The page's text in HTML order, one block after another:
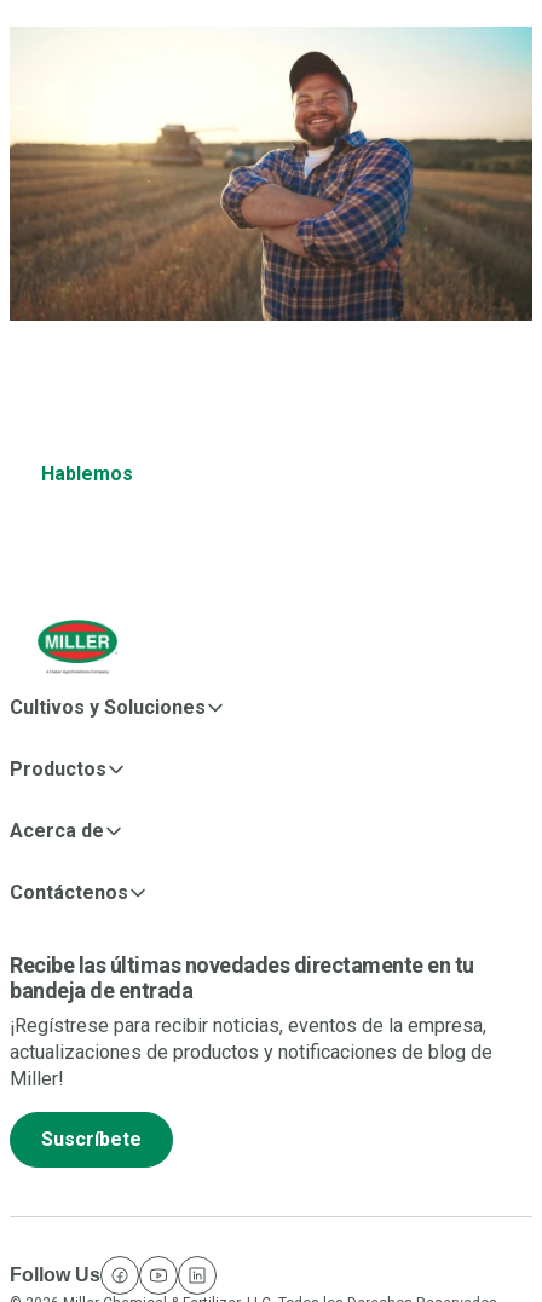
Hablemos
Cultivos y Soluciones
Productos
Acerca de
Contáctenos
Recibe las últimas novedades directamente en tu
bandeja de entrada
¡Regístrese para recibir noticias, eventos de la empresa,
actualizaciones de productos y notificaciones de blog de
Miller!
Suscríbete
Follow Us
facebook
youtube
linkedin